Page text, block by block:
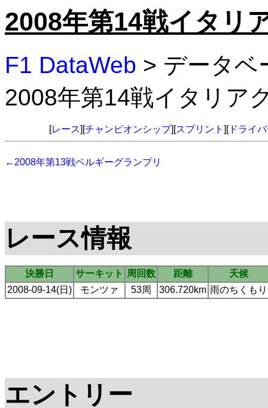
2008年第14戦イタリ
F1 DataWeb > データ
2008年第14戦イタリア
[レース][チャンピオンシップ][スプリント ][ドライ
←2008年第13戦ベルギーグランプリ
レース情報
決勝日 サーキット 周回数 距離
天候
2008-09-14(日)
モンツァ 53周 306.720km 雨のちくもり
エントリー